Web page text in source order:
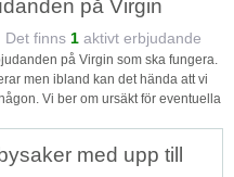
på Virgin
Det finns 1 aktivt erbjudande
på Virgin som ska fungera.
men ibland kan det hända att vi
Vi ber om ursäkt för eventuella
med upp till